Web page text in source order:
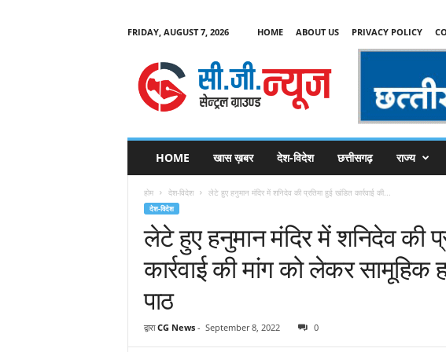
FRIDAY, AUGUST 7, 2026 HOME ABOUT US PRIVACY POLICY
C
HOME खास ख़बर देश-विदेश छत्तीसगढ़ राज्य
होम देश-विदेश लेटे हुए हनुमान मंदिर में शनिदेव की प्रतिमा हुई खंडित कार्रवाई की...
देश-विदेश
लेटे हुए हनुमान मंदिर में शनिदेव की
कार्रवाई की मांग को लेकर सामूहिक
पाठ
द्वारा CG News- September 8, 2022 0